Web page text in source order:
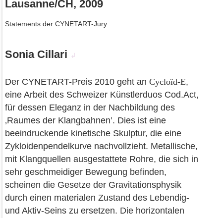
Lausanne/CH, 2009
Statements der CYNETART-Jury
Sonia Cillari ↲
Der CYNETART-Preis 2010 geht an Cycloïd-E,
eine Arbeit des Schweizer Künstlerduos Cod.Act,
für dessen Eleganz in der Nachbildung des
‚Raumes der Klangbahnen’. Dies ist eine
beeindruckende kinetische Skulptur, die eine
Zykloidenpendelkurve nachvollzieht. Metallische,
mit Klangquellen ausgestattete Rohre, die sich in
sehr geschmeidiger Bewegung befinden,
scheinen die Gesetze der Gravitationsphysik
durch einen materialen Zustand des Lebendig-
und Aktiv-Seins zu ersetzen. Die horizontalen